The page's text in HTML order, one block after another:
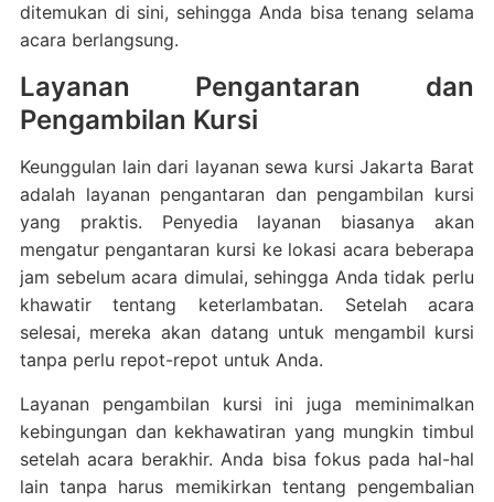
ditemukan di sini, sehingga Anda bisa tenang selama
acara berlangsung.
Layanan Pengantaran dan
Pengambilan Kursi
Keunggulan lain dari layanan sewa kursi Jakarta Barat
adalah layanan pengantaran dan pengambilan kursi
yang praktis. Penyedia layanan biasanya akan
mengatur pengantaran kursi ke lokasi acara beberapa
jam sebelum acara dimulai, sehingga Anda tidak perlu
khawatir tentang keterlambatan. Setelah acara
selesai, mereka akan datang untuk mengambil kursi
tanpa perlu repot-repot untuk Anda.
Layanan pengambilan kursi ini juga meminimalkan
kebingungan dan kekhawatiran yang mungkin timbul
setelah acara berakhir. Anda bisa fokus pada hal-hal
lain tanpa harus memikirkan tentang pengembalian